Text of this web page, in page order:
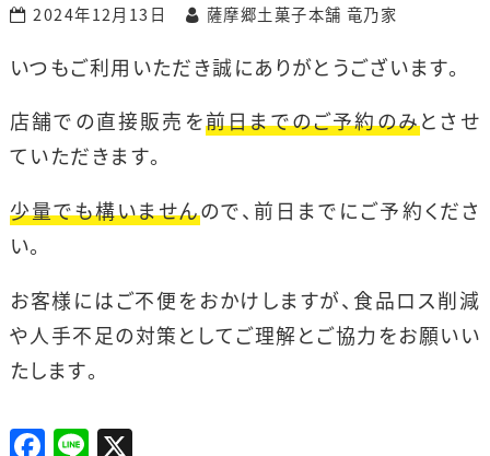
2024年12月13日 薩摩郷土菓子本舗 竜乃家
いつもご利用いただき誠にありがとうございます。
店舗での直接販売を前日までのご予約のみとさせ
ていただきます。
少量でも構いませんので、前日までにご予約くださ
い。
お客様にはご不便をおかけしますが、食品ロス削減
や人手不足の対策としてご理解とご協力をお願いい
たします。
F Li X